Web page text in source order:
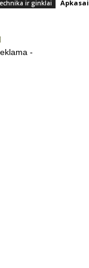
ir ginklai Apkasai
-